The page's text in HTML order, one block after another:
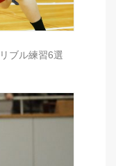
ブル練習6選